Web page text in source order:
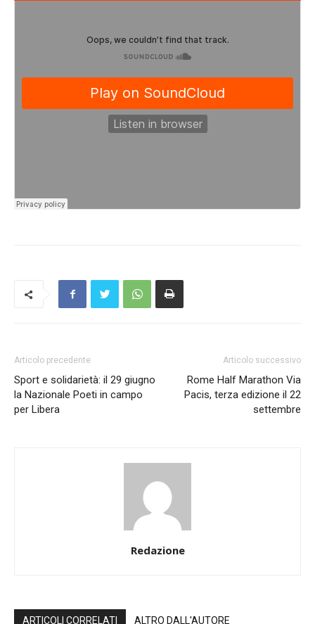
Articolo precedente
Sport e solidarietà: il 29 giugno
la Nazionale Poeti in campo
per Libera
Articolo successivo
Rome Half Marathon Via
Pacis, terza edizione il 22
settembre
Redazione
ARTICOLI CORRELATI ALTRO DALL'AUTORE